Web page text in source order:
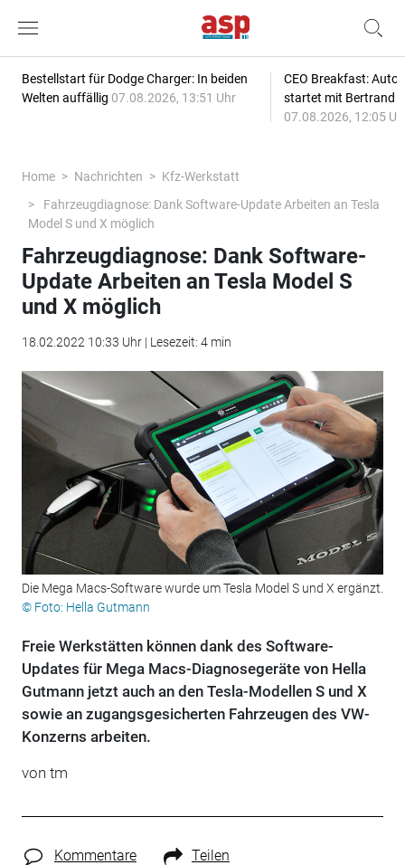
Bestellstart für Dodge Charger: In beiden
Welten auffällig 07.08.2026, 13:51 Uhr
CEO Breakfast:
startet mit Bertrand
07.08.2026, 12:05
Home Nachrichten
Kfz-Werkstatt
Fahrzeugdiagnose: Dank Software-Update Arbeiten an Tesla
Model S und X möglich
Fahrzeugdiagnose: Dank Software-
Update Arbeiten an Tesla Model S
und X möglich
18.02.2022 10:33 Uhr | Lesezeit: 4 min
Die Mega Macs-Software wurde um Tesla Model S und X ergänzt.
© Foto: Hella Gutmann
Freie Werkstätten können dank des Software-
Updates für Mega Macs-Diagnosegeräte von Hella
Gutmann jetzt auch an den Tesla-Modellen S und X
sowie an zugangsgesicherten Fahrzeugen des VW-
Konzerns arbeiten.
von tm
Kommentare Teilen